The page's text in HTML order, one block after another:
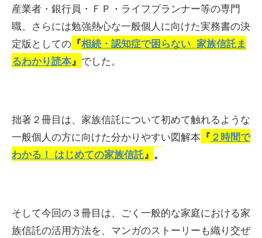
産業者・銀行員・ＦＰ・ライフプランナー等の専門
職、さらには勉強熱心な一般個人に向けた実務書の決
定版としての 『相続・認知症で困らない 家族信託ま
るわかり読本』 でした。
拙著２冊目は、家族信託について初めて触れるような
一般個人の方に向けた分かりやすい図解本 『 ２時間で
わかる！ はじめての家族信託』 。
そして今回の３冊目は、ごく一般的な家庭における家
族信託の活用方法を、マンガのストーリーも織り交ぜ